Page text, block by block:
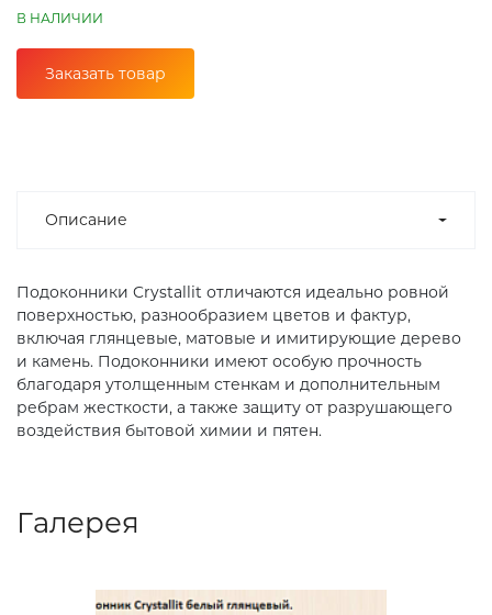
В НАЛИЧИИ
Заказать товар
Описание
Подоконники Crystallit отличаются идеально ровной
поверхностью, разнообразием цветов и фактур,
включая глянцевые, матовые и имитирующие дерево
и камень. Подоконники имеют особую прочность
благодаря утолщенным стенкам и дополнительным
ребрам жесткости, а также защиту от разрушающего
воздействия бытовой химии и пятен.
Галерея